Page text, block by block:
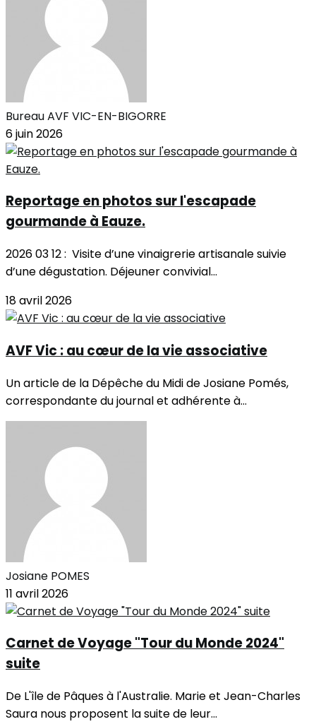
Bureau AVF VIC-EN-BIGORRE
6 juin 2026
Reportage en photos sur l'escapade
gourmande à Eauze.
2026 03 12 : Visite d’une vinaigrerie artisanale suivie
d’une dégustation. Déjeuner convivial...
18 avril 2026
AVF Vic : au cœur de la vie associative
Un article de la Dépêche du Midi de Josiane Pomés,
correspondante du journal et adhérente à...
Josiane POMES
11 avril 2026
Carnet de Voyage "Tour du Monde 2024"
suite
De L'île de Pâques à l'Australie. Marie et Jean-Charles
Saura nous proposent la suite de leur...